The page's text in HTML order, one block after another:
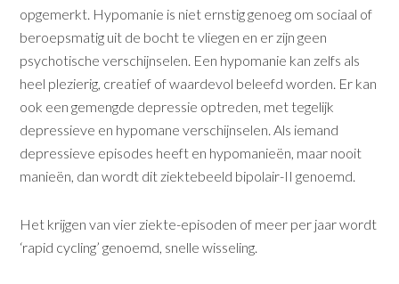
opgemerkt. Hypomanie is niet ernstig genoeg om sociaal of
beroepsmatig uit de bocht te vliegen en er zijn geen
psychotische verschijnselen. Een hypomanie kan zelfs als
heel plezierig, creatief of waardevol beleefd worden. Er kan
ook een gemengde depressie optreden, met tegelijk
depressieve en hypomane verschijnselen. Als iemand
depressieve episodes heeft en hypomanieën, maar nooit
manieën, dan wordt dit ziektebeeld bipolair-II genoemd.
Het krijgen van vier ziekte-episoden of meer per jaar wordt
‘rapid cycling’ genoemd, snelle wisseling.